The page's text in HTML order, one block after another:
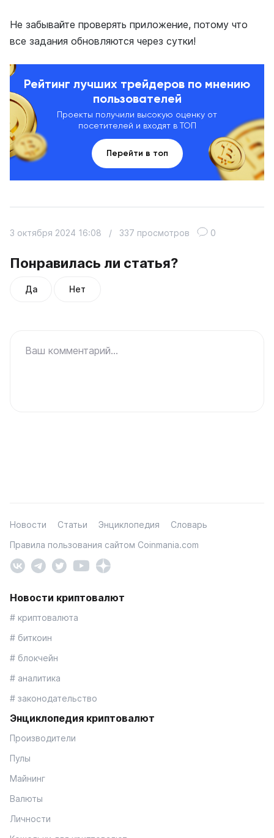
Не забывайте проверять приложение, потому что
все задания обновляются через сутки!
Рейтинг лучших трейдеров по мнению
пользователей
Проекты получили высокую оценку от
посетителей и входят в ТОП
Перейти в топ
Понравилась ли статья?
Да Нет
3 октября 2024 16:08 / 337 просмотров 0
Ваш комментарий...
Новости Статьи Энциклопедия
Словарь
Правила пользования сайтом Coinmania.com
Новости криптовалют
# криптовалюта
# биткоин
# блокчейн
# аналитика
# законодательство
Энциклопедия криптовалют
Производители
Пулы
Майнинг
Валюты
Личности